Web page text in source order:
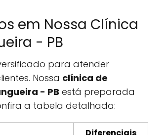
em Nossa Clínica
- PB
para atender
Nossa clínica de
- PB está preparada
a tabela detalhada: